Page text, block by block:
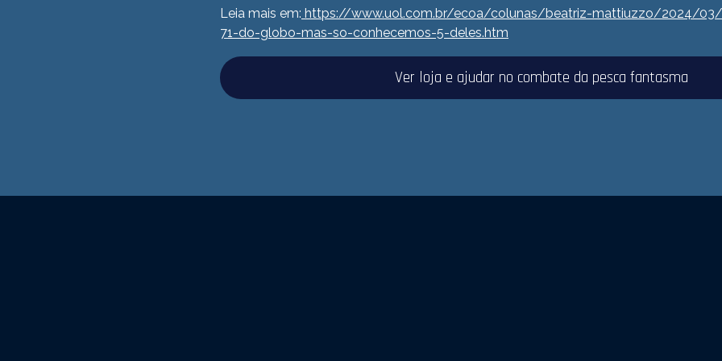
Leia mais em: https://www.uol.com.br/ecoa/colunas/beatriz-mattiuzzo/2024/
71-do-globo-mas-so-conhecemos-5-deles.htm
Ver loja e ajudar no combate da pesca fantasma